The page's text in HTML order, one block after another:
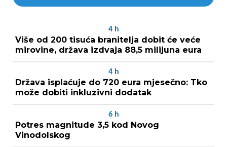
4 h
Više od 200 tisuća branitelja dobit će veće
mirovine, država izdvaja 88,5 milijuna eura
4 h
Država isplaćuje do 720 eura mjesečno: Tko
može dobiti inkluzivni dodatak
6 h
Potres magnitude 3,5 kod Novog
Vinodolskog